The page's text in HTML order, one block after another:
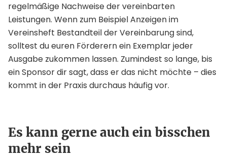
regelmäßige Nachweise der vereinbarten
Leistungen. Wenn zum Beispiel Anzeigen im
Vereinsheft Bestandteil der Vereinbarung sind,
solltest du euren Förderern ein Exemplar jeder
Ausgabe zukommen lassen. Zumindest so lange, bis
ein Sponsor dir sagt, dass er das nicht möchte – dies
kommt in der Praxis durchaus häufig vor.
Es kann gerne auch ein bisschen
mehr sein